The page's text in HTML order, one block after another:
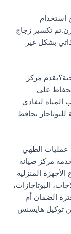
استخدام
تكسير زجاج
بشكل غير
مركز
على
المياه لتفادي
للبوتاجاز يحافظ
عمليات الطهي
مركز صيانة
المنزلية
البوتاجازات،
الضمان أم
توكيل هايسنس